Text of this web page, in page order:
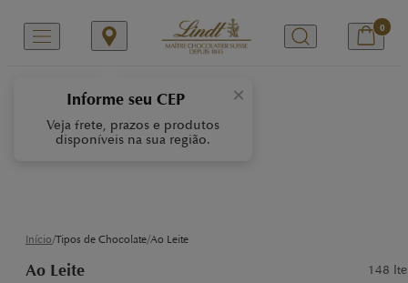
×
Informe seu CEP
Veja frete, prazos e produtos
disponíveis na sua região.
0
Chocolate ao Leite
O chocolate ao leite Lindt é
conhecido por sua textura suave e
Início/Tipos de Chocolate/Ao Leite
Ao Leite 148